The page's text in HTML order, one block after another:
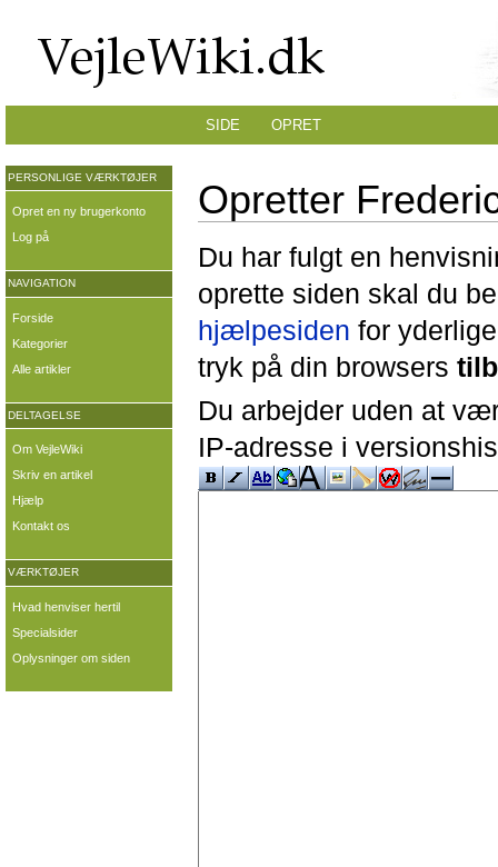
Opretter
Du har fulgt en
oprette siden skal du
hjælpesiden for
tryk på din browsers
Du arbejder uden at
IP-adresse i
SIDE OPRET
PERSONLIGE VÆRKTØJER
Opret en ny brugerkonto
Log på
NAVIGATION
Forside
Kategorier
Alle artikler
DELTAGELSE
Om VejleWiki
Skriv en artikel
Hjælp
Kontakt os
VÆRKTØJER
Hvad henviser hertil
Specialsider
Oplysninger om siden